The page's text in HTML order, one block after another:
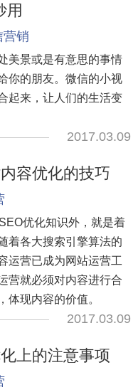
用
营销
美景或是有意思的事情
你的朋友。微信的小视
起来，让人们的生活变
2017.03.09
容优化的技巧
优化知识外，就是着
着各大搜索引擎算法的
运营已成为网站运营工
营就必须对内容进行合
体现内容的价值。
2017.03.09
上的注意事项